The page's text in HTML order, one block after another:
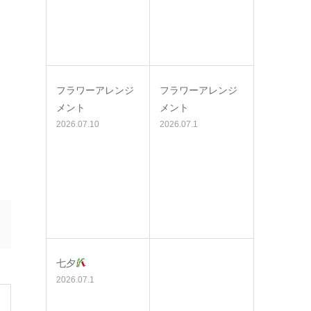
フラワーアレンジ
メント
2026.07.10
フラワーアレンジ
メント
2026.07.1
七夕
2026.07.1